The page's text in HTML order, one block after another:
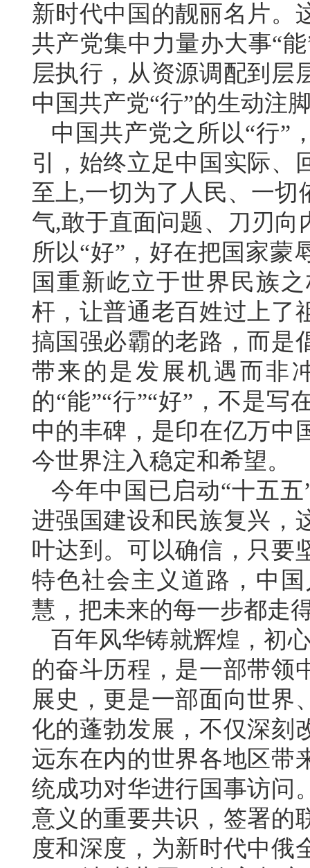
新时代中国的靓丽名片。
共产党集中力量办大事“
层执行，从资源调配到层
中国共产党“行”的生动注
中国共产党之所以“行”
引，始终立足中国实际、
至上,一切为了人民、一
气,敢于直面问题、刀刃
所以“好”，好在把国家蒙
国重新屹立于世界民族
杆，让普通老百姓过上了
搞国强必霸的老路，而是
带来的是发展机遇而非
的“能”“行”“好”，不是
中的丰碑，是印在亿万中
今世界注入稳定和希望。
今年中国已启动“十五
进强国建设和民族复兴，
叶达到。可以确信，只要
特色社会主义道路，中
慧，把未来的每一步都走
百年风华铸就辉煌，初
的奋斗历程，是一部带领
展史，更是一部面向世界
化的蓬勃发展，不仅深刻
远东在内的世界各地区带
统成功对华进行国事访问
意义的重要共识，签署的
度和深度，为新时代中俄